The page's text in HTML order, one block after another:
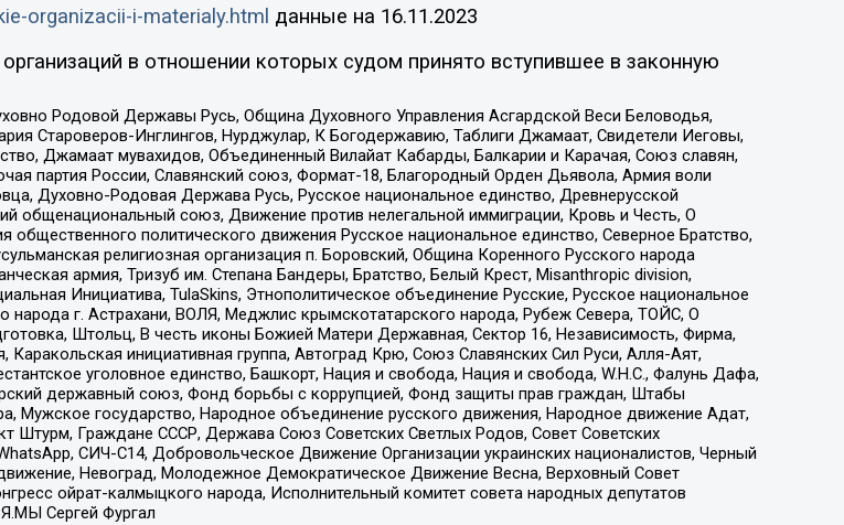
organizacii-i-materialy.html данные на 16.11.2023
в отношении которых судом принято вступившее в законную
Родовой Державы Русь, Община Духовного Управления Асгардской Веси Беловодья,
Староверов-Инглингов, Нурджулар, К Богодержавию, Таблиги Джамаат, Свидетели Иеговы,
Джамаат мувахидов, Объединенный Вилайат Кабарды, Балкарии и Карачая, Союз славян,
партия России, Славянский союз, Формат-18, Благородный Орден Дьявола, Армия воли
Духовно-Родовая Держава Русь, Русское национальное единство, Древнерусской
общенациональный союз, Движение против нелегальной иммиграции, Кровь и Честь, О
политического движения Русское национальное единство, Северное Братство,
религиозная организация п. Боровский, Община Коренного Русского народа
армия, Тризуб им. Степана Бандеры, Братство, Белый Крест, Misanthropic division,
Инициатива, TulaSkins, Этнополитическое объединение Русские, Русское национальное
г. Астрахани, ВОЛЯ, Меджлис крымскотатарского народа, Рубеж Севера, ТОЙС, О
Штольц, В честь иконы Божией Матери Державная, Сектор 16, Независимость, Фирма,
инициативная группа, Автоград Крю, Союз Славянских Сил Руси, Алля-Аят,
уголовное единство, Башкорт, Нация и свобода, Нация и свобода, W.H.С., Фалунь Дафа,
державный союз, Фонд борьбы с коррупцией, Фонд защиты прав граждан, Штабы
Мужское государство, Народное объединение русского движения, Народное движение Адат,
Штурм, Граждане СССР, Держава Союз Советских Светлых Родов, Совет Советских
СИЧ-С14, Добровольческое Движение Организации украинских националистов, Черный
Невоград, Молодежное Демократическое Движение Весна, Верховный Совет
ойрат-калмыцкого народа, Исполнительный комитет совета народных депутатов
Сергей Фургал